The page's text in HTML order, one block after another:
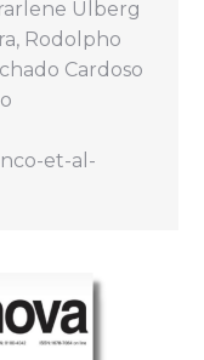
Ulberg
Rodolpho
Cardoso
et-al-